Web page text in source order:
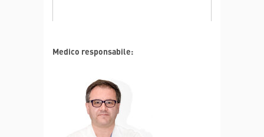
Medico responsabile: